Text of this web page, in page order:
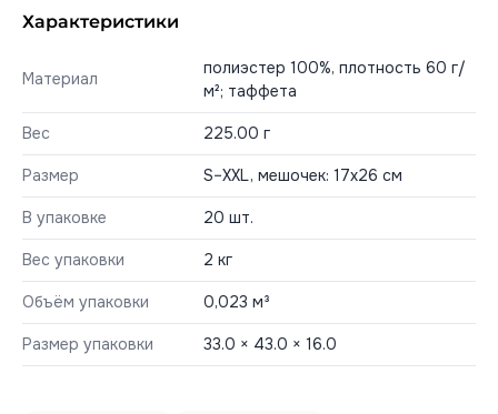
Характеристики
Материал
полиэстер 100%, плотность 60 г/
м²; таффета
Вес 225.00 г
Размер S–XXL, мешочек: 17х26 см
В упаковке 20 шт.
Вес упаковки 2 кг
Объём упаковки 0,023 м³
Размер упаковки 33.0 × 43.0 × 16.0